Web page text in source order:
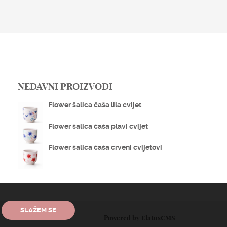
NEDAVNI PROIZVODI
Flower šalica čaša lila cvijet
Flower šalica čaša plavi cvijet
Flower šalica čaša crveni cvijetovi
SLAŽEM SE